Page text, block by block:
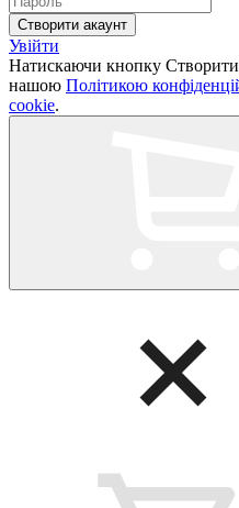
Увійти
Натискаючи кнопку Створити
нашою Політикою
cookie.